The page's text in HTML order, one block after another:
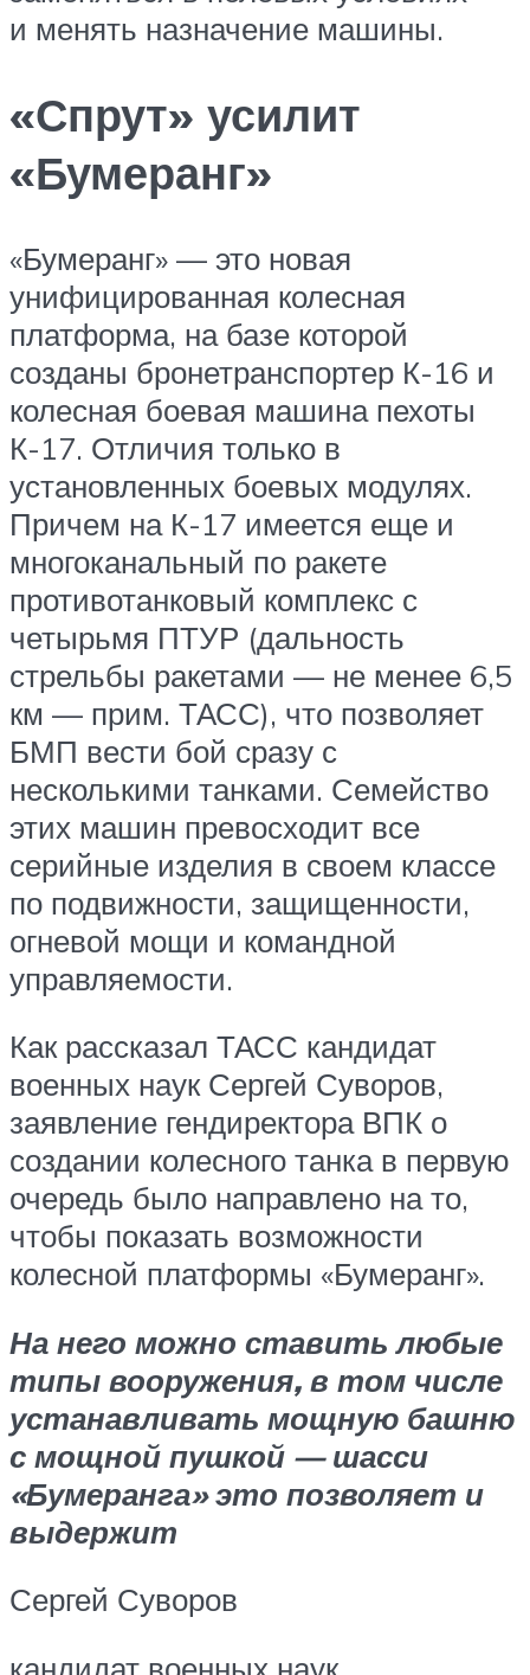
и менять назначение машины.
«Спрут» усилит
«Бумеранг»
«Бумеранг» — это новая
унифицированная колесная
платформа, на базе которой
созданы бронетранспортер К-16 и
колесная боевая машина пехоты
К-17. Отличия только в
установленных боевых модулях.
Причем на К-17 имеется еще и
многоканальный по ракете
противотанковый комплекс с
четырьмя ПТУР (дальность
стрельбы ракетами — не менее 6,5
км — прим. ТАСС), что позволяет
БМП вести бой сразу с
несколькими танками. Семейство
этих машин превосходит все
серийные изделия в своем классе
по подвижности, защищенности,
огневой мощи и командной
управляемости.
Как рассказал ТАСС кандидат
военных наук Сергей Суворов,
заявление гендиректора ВПК о
создании колесного танка в первую
очередь было направлено на то,
чтобы показать возможности
колесной платформы «Бумеранг».
На него можно ставить любые
типы вооружения, в том числе
устанавливать мощную башню
с мощной пушкой — шасси
«Бумеранга» это позволяет и
выдержит
Сергей Суворов